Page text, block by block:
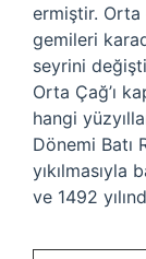
ermiştir. Orta
gemileri
seyrini
Orta Çağ’ı
hangi
Dönemi Batı
yıkılmasıyla
ve 1492